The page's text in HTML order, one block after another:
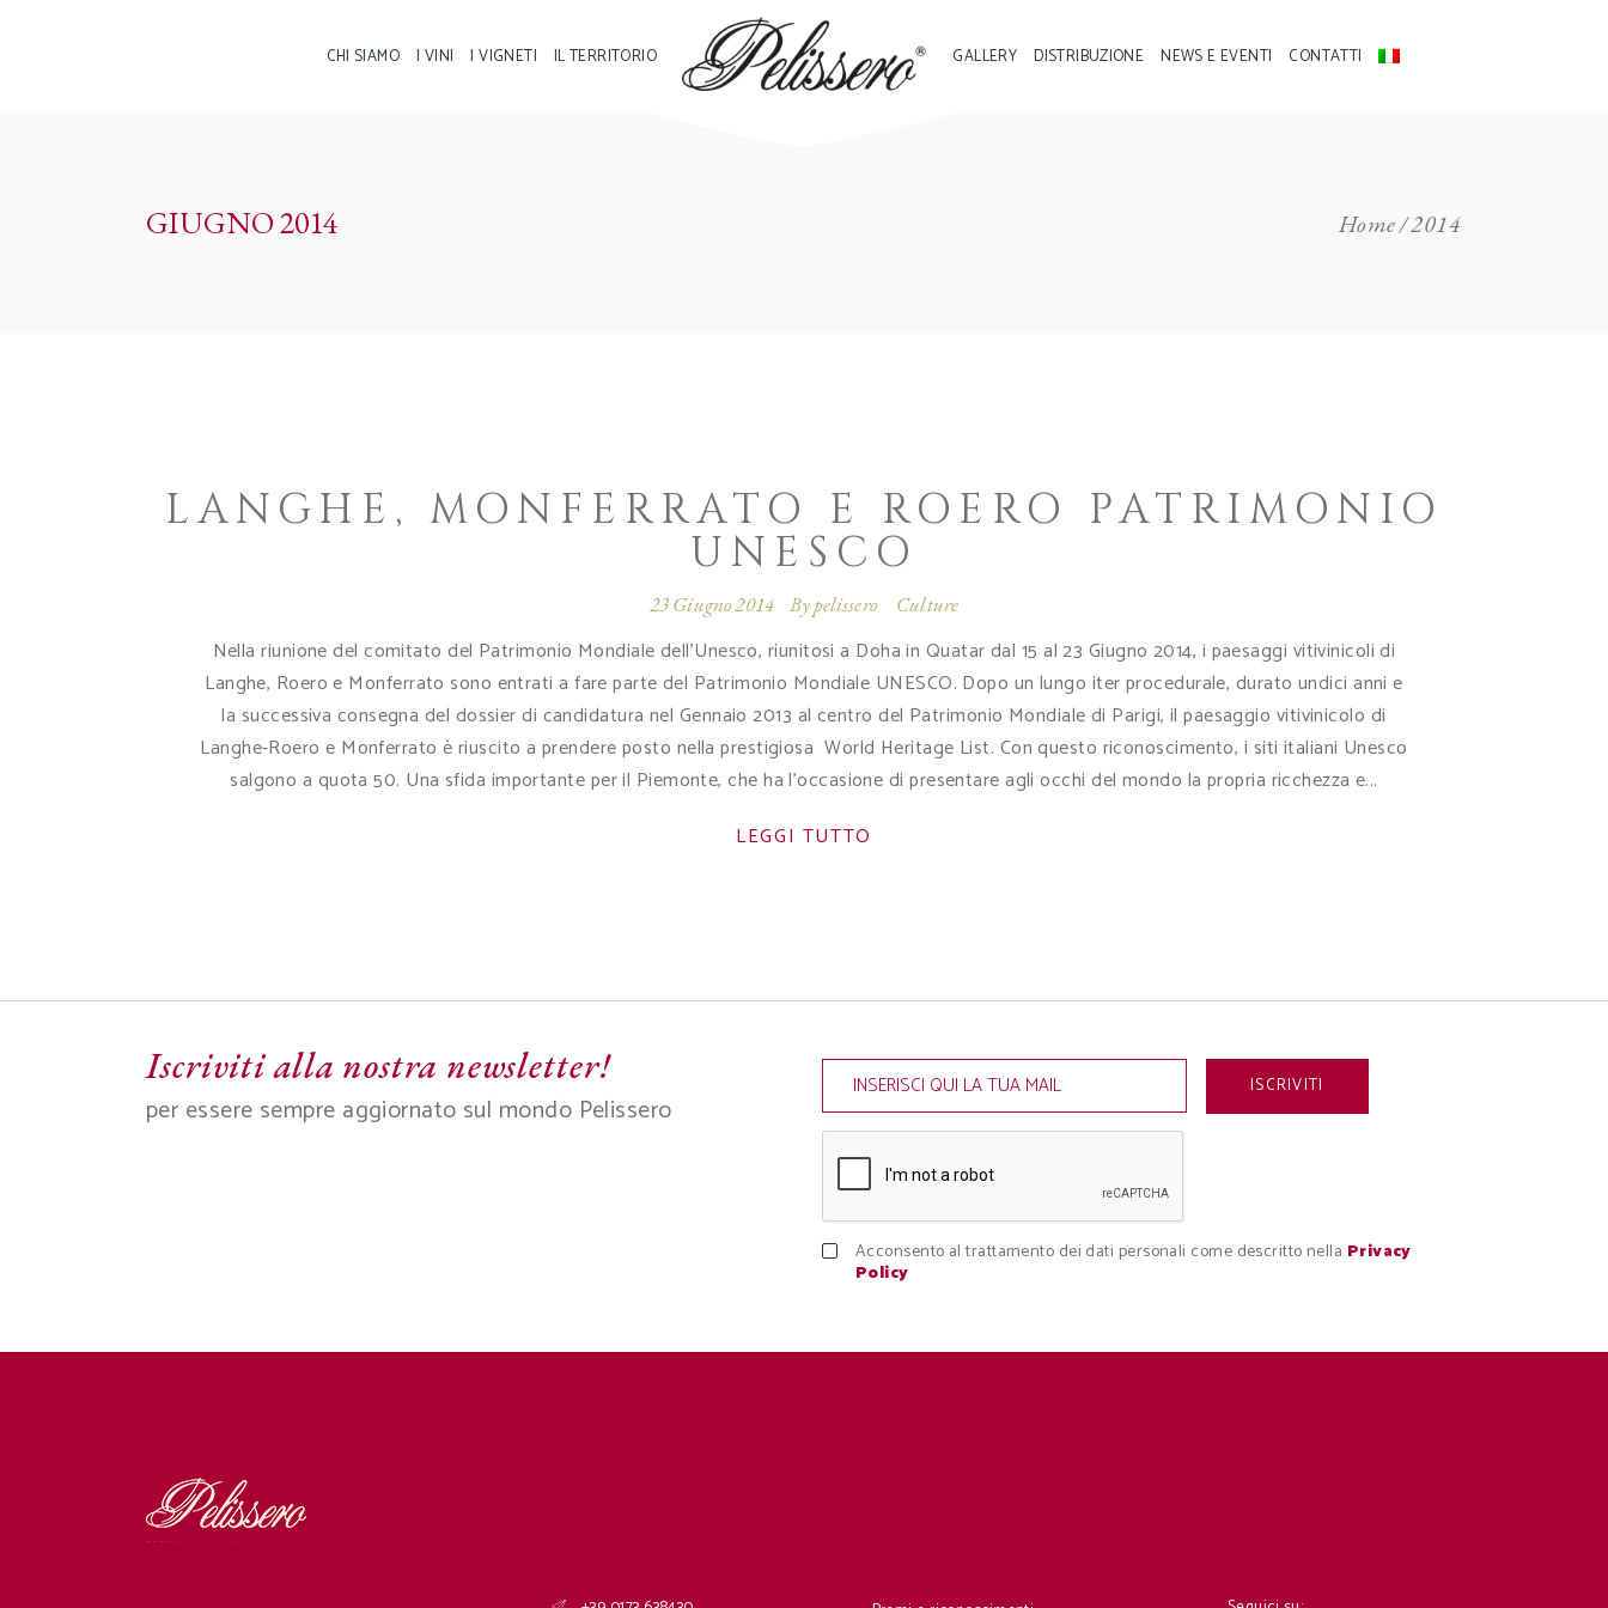
CHI SIAMO I VINI I VIGNETI IL TERRITORIO GALLERY DISTRIBUZIONE NEWS E EVENTI CONTATTI
GIUGNO 2014 Home 2014
LANGHE, MONFERRATO E ROERO PATRIMONIO
UNESCO
23 Giugno 2014 Bypelissero Culture
Nella riunione del comitato del Patrimonio Mondiale dell'Unesco, riunitosi a Doha in Quatar dal 15 al 23 Giugno 2014, i paesaggi vitivinicoli di
Langhe, Roero e Monferrato sono entrati a fare parte del Patrimonio Mondiale UNESCO. Dopo un lungo iter procedurale, durato undici anni e
la successiva consegna del dossier di candidatura nel Gennaio 2013 al centro del Patrimonio Mondiale di Parigi, il paesaggio vitivinicolo di
Langhe-Roero e Monferrato è riuscito a prendere posto nella prestigiosa World Heritage List. Con questo riconoscimento, i siti italiani Unesco
salgono a quota 50. Una sfida importante per il Piemonte, che ha l'occasione di presentare agli occhi del mondo la propria ricchezza e
LEGGI TUTTO
Iscriviti alla nostra newsletter!
per essere sempre aggiornato sul mondo Pelissero
Acconsento al trattamento dei dati personali come descritto nella Privacy
Policy